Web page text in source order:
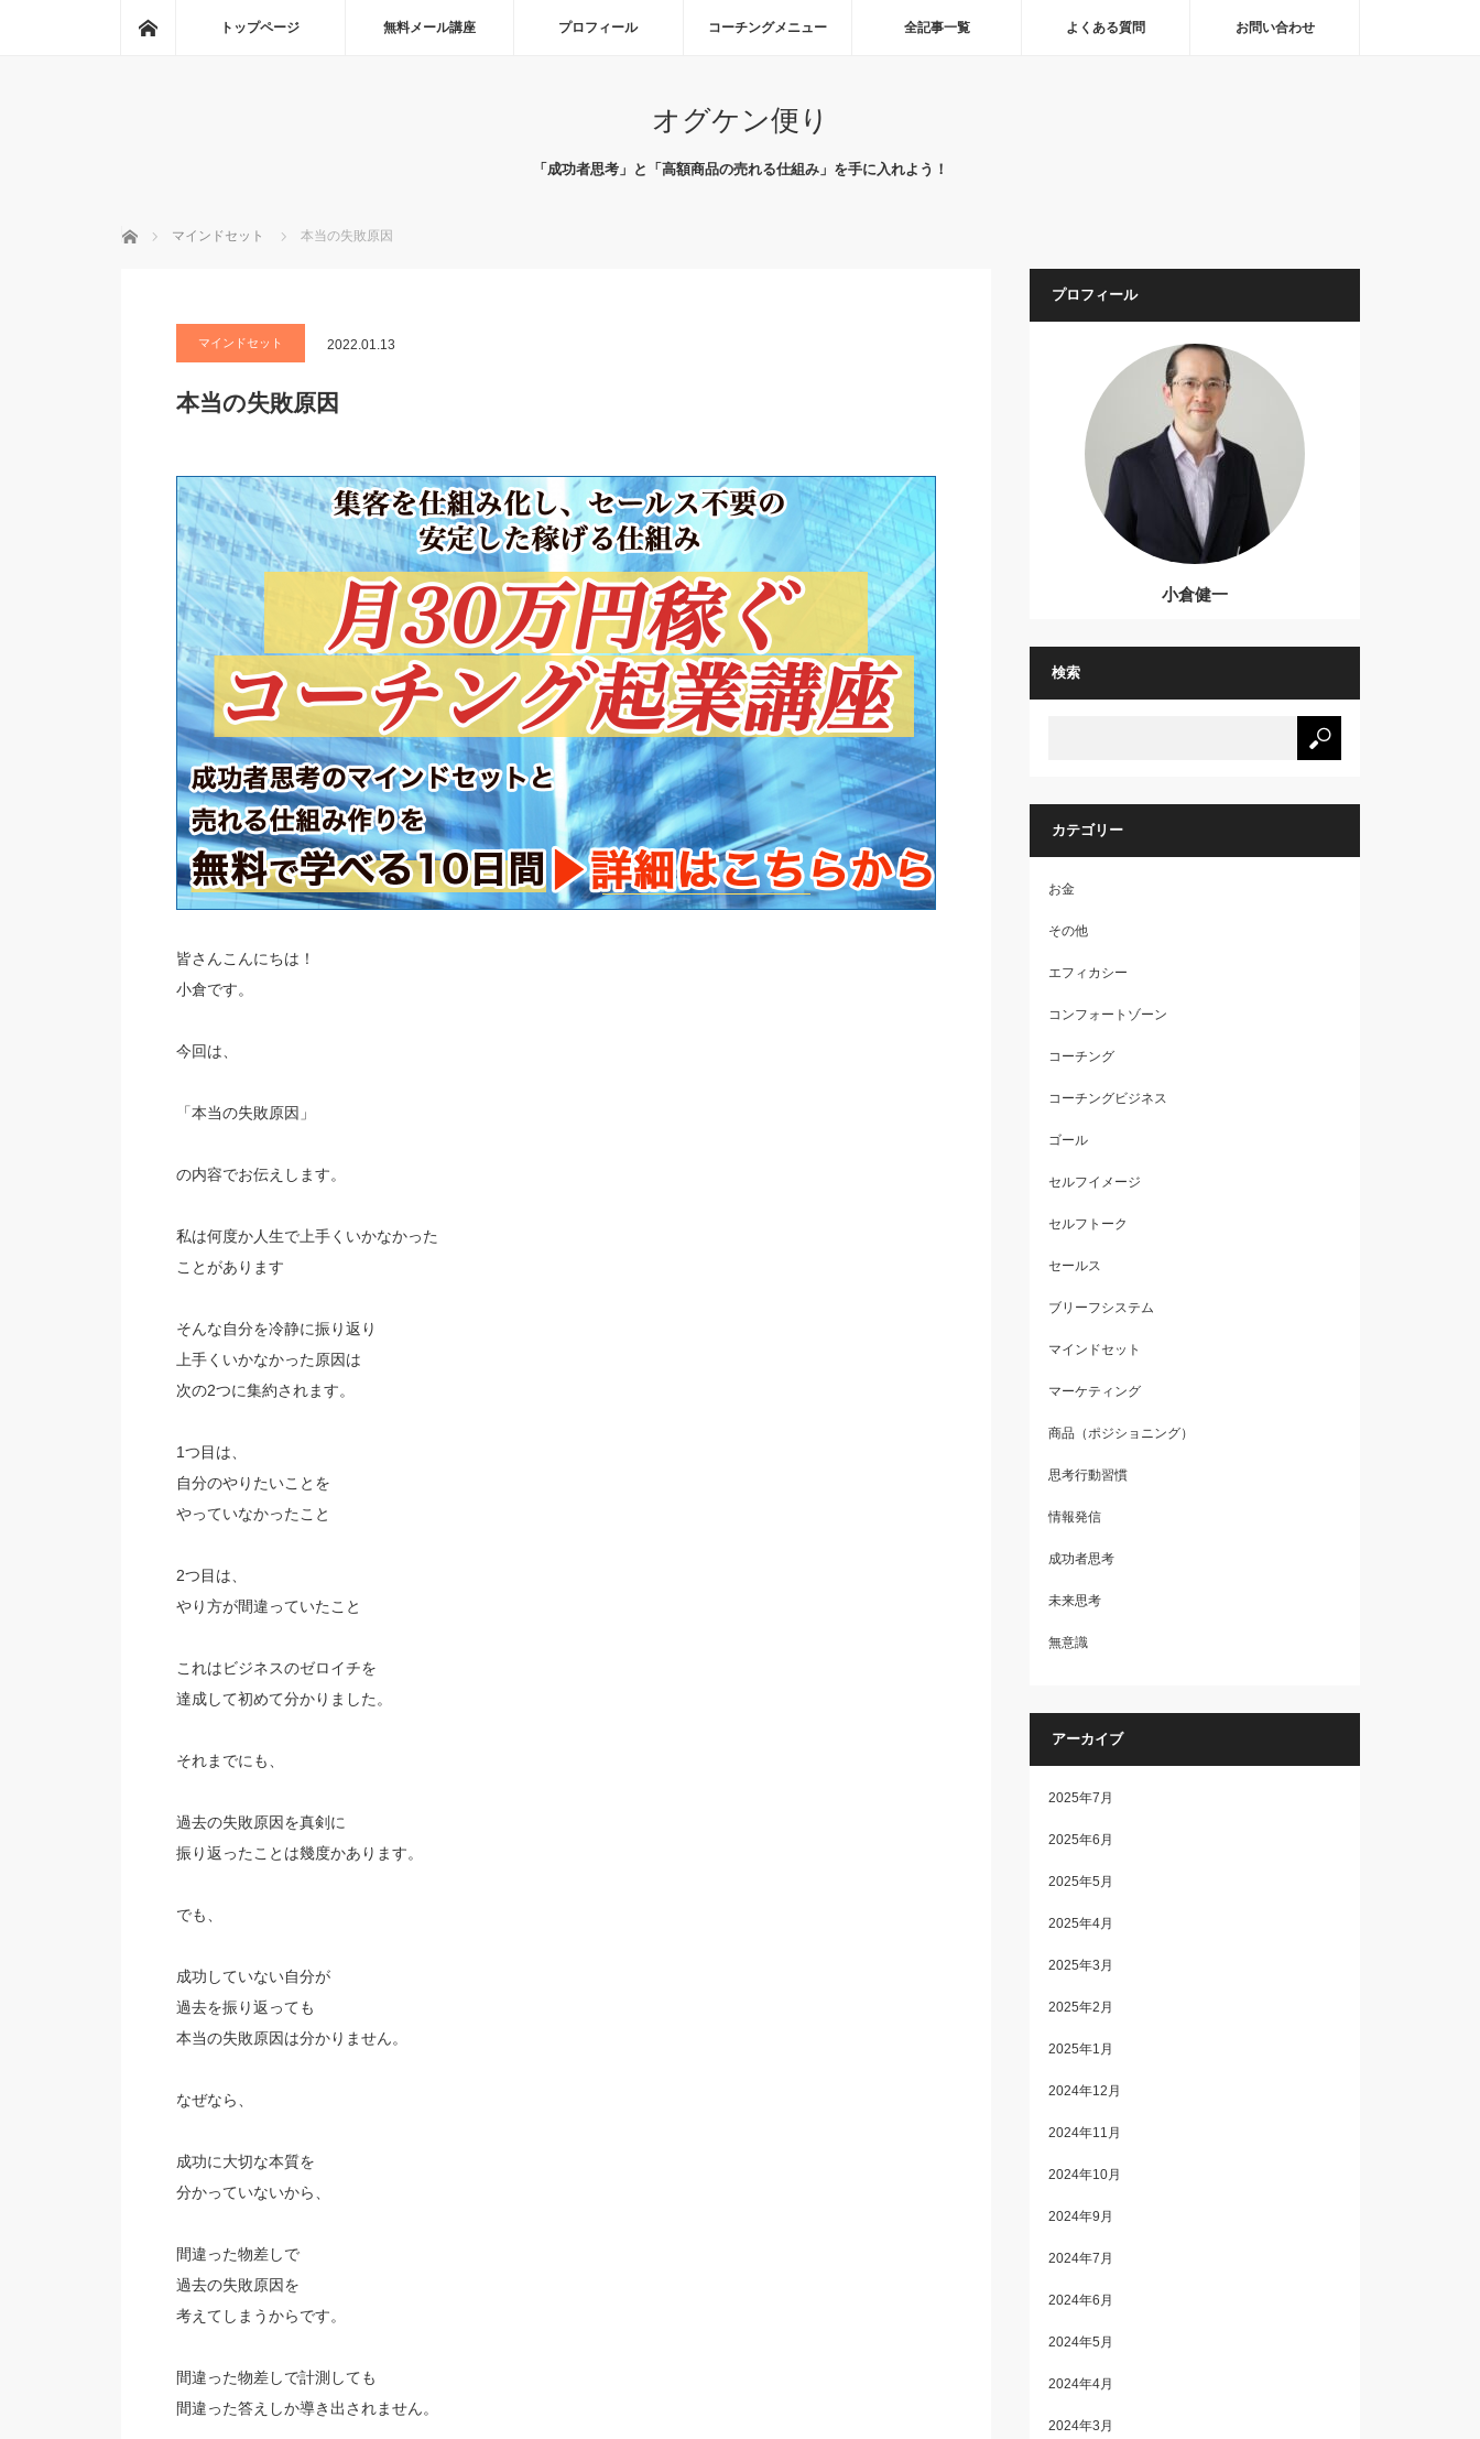
ホームトップページ 無料メール講座 プロフィール コーチングメニュー 全記事一覧 よくある質問 お問い合わせ
オグケン便り
「成功者思考」と「高額商品の売れる仕組み」を手に入れよう！
ホーム マインドセット 本当の失敗原因
マインドセット 2022.01.13
本当の失敗原因
皆さんこんにちは！
小倉です。
今回は、
「本当の失敗原因」
の内容でお伝えします。
私は何度か人生で上手くいかなかった
ことがあります
そんな自分を冷静に振り返り
上手くいかなかった原因は
次の2つに集約されます。
1つ目は、
自分のやりたいことを
やっていなかったこと
2つ目は、
やり方が間違っていたこと
これはビジネスのゼロイチを
達成して初めて分かりました。
それまでにも、
過去の失敗原因を真剣に
振り返ったことは幾度かあります。
でも、
成功していない自分が
過去を振り返っても
本当の失敗原因は分かりません。
なぜなら、
成功に大切な本質を
分かっていないから、
間違った物差しで
過去の失敗原因を
考えてしまうからです。
間違った物差しで計測しても
間違った答えしか導き出されません。
プロフィール
小倉健一
検索
カテゴリー
お金
その他
エフィカシー
コンフォートゾーン
コーチング
コーチングビジネス
ゴール
セルフイメージ
セルフトーク
セールス
ブリーフシステム
マインドセット
マーケティング
商品（ポジショニング）
思考行動習慣
情報発信
成功者思考
未来思考
無意識
アーカイブ
2025年7月
2025年6月
2025年5月
2025年4月
2025年3月
2025年2月
2025年1月
2024年12月
2024年11月
2024年10月
2024年9月
2024年7月
2024年6月
2024年5月
2024年4月
2024年3月